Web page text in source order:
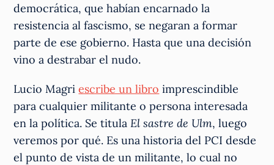
democrática, que habían encarnado la
resistencia al fascismo, se negaran a formar
parte de ese gobierno. Hasta que una decisión
vino a destrabar el nudo.
Lucio Magriescribe un libro imprescindible
para cualquier militante o persona interesada
en la política. Se titulaEl sastre de Ulm, luego
veremos por qué. Es una historia del PCI desde
el punto de vista de un militante, lo cual no